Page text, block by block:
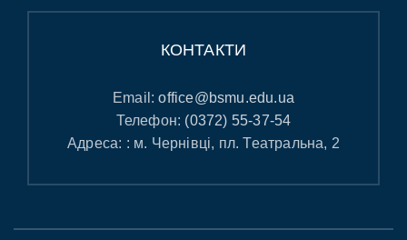
КОНТАКТИ
Email:office@bsmu.edu.ua
Телефон: (0372) 55-37-54
Адреса: : м. Чернівці, пл. Театральна, 2